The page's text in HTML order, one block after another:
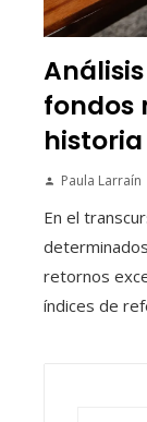
fondos
historia
Paula Larraín
En el
retornos
índices de